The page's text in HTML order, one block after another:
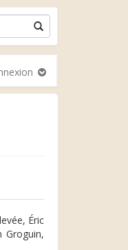
Éric